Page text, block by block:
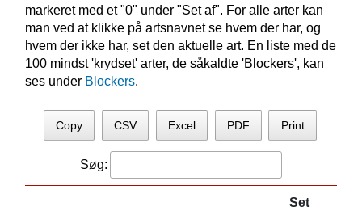
markeret med et "0" under "Set af". For alle arter kan
man ved at klikke på artsnavnet se hvem der har, og
hvem der ikke har, set den aktuelle art. En liste med de
100 mindst 'krydset' arter, de såkaldte 'Blockers', kan
ses under Blockers.
Copy CSV Excel PDF Print
Søg:
Set